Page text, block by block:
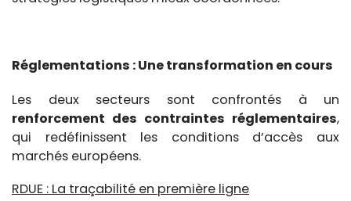
Réglementations : Une transformation en cours
Les deux secteurs sont confrontés à un
renforcement des contraintes réglementaires,
qui redéfinissent les conditions d’accès aux
marchés européens.
RDUE : La traçabilité en première ligne